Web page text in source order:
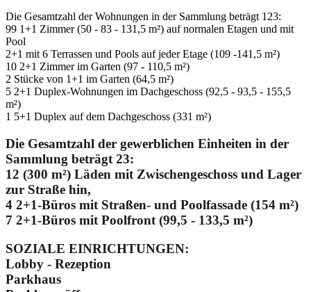
Die Gesamtzahl der Wohnungen in der Sammlung beträgt 123:
99 1+1 Zimmer (50 - 83 - 131,5 m²) auf normalen Etagen und mit
Pool
2+1 mit 6 Terrassen und Pools auf jeder Etage (109 -141,5 m²)
10 2+1 Zimmer im Garten (97 - 110,5 m²)
2 Stücke von 1+1 im Garten (64,5 m²)
5 2+1 Duplex-Wohnungen im Dachgeschoss (92,5 - 93,5 - 155,5
m²)
1 5+1 Duplex auf dem Dachgeschoss (331 m²)
Die Gesamtzahl der gewerblichen Einheiten in der
Sammlung beträgt 23:
12 (300 m²) Läden mit Zwischengeschoss und Lager
zur Straße hin,
4 2+1-Büros mit Straßen- und Poolfassade (154 m²)
7 2+1-Büros mit Poolfront (99,5 - 133,5 m²)
SOZIALE EINRICHTUNGEN:
Lobby - Rezeption
Parkhaus